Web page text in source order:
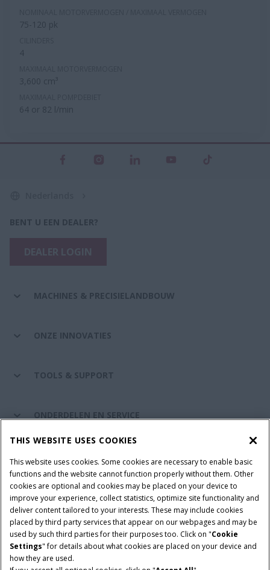
75-120 pk
4
3,600 cm³
64 or 82 l/min
BENT U EEN DEALER?
MACHINES & PRECISIELANDBOUW
ONZE INNOVATIES
TOOLS & SUPPORT
ONDERDELEN EN SERVICE
Gebruiksvoorwaarden Privacy Policy
Impressum
Cookie Settings
Telematics privacyverklaring
© 2026 CNH Industrial America LLC. All Rights Reserved. Case IH is a
trademark of CNH Industrial America LLC.
THIS WEBSITE USES COOKIES
This website uses cookies. Some cookies are necessary to enable basic
functions and the website cannot function properly without them. Other
cookies are optional and cookies may be placed on your device to
improve your experience, collect statistics, optimize site functionality and
deliver content tailored to your interests. These may include cookies
placed by third party services that appear on our webpages and may be
used by such third parties for their purposes too. Click on "Cookie
Settings" for details about what cookies are placed on your device and
how they are used.